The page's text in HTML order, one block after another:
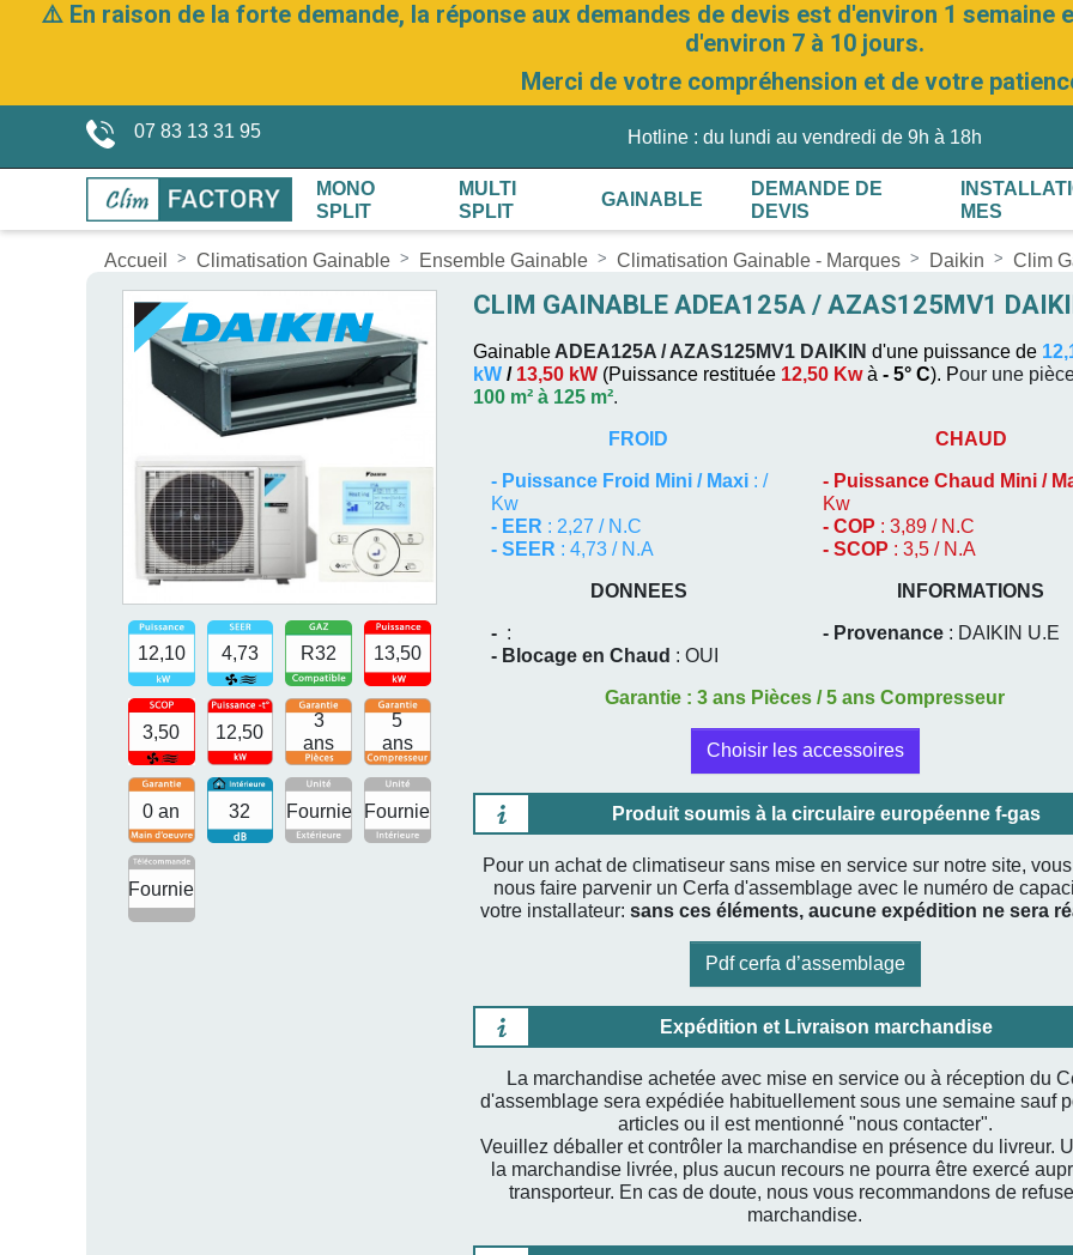
⚠️ En raison de la forte demande, la réponse aux demandes de devis est d'environ 1
d'environ 7 à 10 jours.
Merci de votre compréhension et de votre
07 83 13 31 95 Hotline : du lundi au vendredi de 9h à 18h
MONO
SPLIT
MULTI
SPLIT
GAINABLE
DEMANDE DE
DEVIS
MES
Accueil Climatisation Gainable Ensemble Gainable Climatisation Gainable - Marques Daikin Clim
3
ans
5
ans
0 an
12,10 13,50
12,50
Fournie Fournie
Fournie
4,73
3,50
32
R32
CLIM GAINABLE ADEA125A / AZAS125MV1
Gainable ADEA125A / AZAS125MV1 DAIKIN d'une puissance de
kW / 13,50 kW (Puissance restituée 12,50 Kwà - 5° C). Pour une
100 m² à 125 m².
FROID
- Puissance Froid Mini / Maxi: /
Kw
- EER : 2,27 / N.C
- SEER : 4,73 / N.A
CHAUD
- Puissance Chaud Mini /
Kw
- COP : 3,89 / N.C
- SCOP : 3,5 / N.A
DONNEES
- :
- Blocage en Chaud : OUI
INFORMATIONS
- Provenance : DAIKIN U.E
Garantie : 3 ans Pièces / 5 ans Compresseur
Choisir les accessoires
Produit soumis à la circulaire européenne f-gas
Pour un achat de climatiseur sans mise en service sur notre site,
nous faire parvenir un Cerfa d'assemblage avec le numéro de
votre installateur: sans ces éléments, aucune expédition ne sera
Pdf cerfa d’assemblage
Expédition et Livraison marchandise
La marchandise achetée avec mise en service ou à réception du
d'assemblage sera expédiée habituellement sous une semaine sauf
articles ou il est mentionné "nous contacter".
Veuillez déballer et contrôler la marchandise en présence du livreur.
la marchandise livrée, plus aucun recours ne pourra être exercé
transporteur. En cas de doute, nous vous recommandons de
marchandise.